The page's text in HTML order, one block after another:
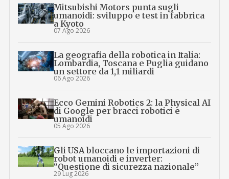
Mitsubishi Motors punta sugli
umanoidi: sviluppo e test in fabbrica
a Kyoto
07 Ago 2026
La geografia della robotica in Italia:
Lombardia, Toscana e Puglia guidano
un settore da 1,1 miliardi
06 Ago 2026
Ecco Gemini Robotics 2: la Physical AI
di Google per bracci robotici e
umanoidi
05 Ago 2026
Gli USA bloccano le importazioni di
robot umanoidi e inverter:
“Questione di sicurezza nazionale”
29 Lug 2026